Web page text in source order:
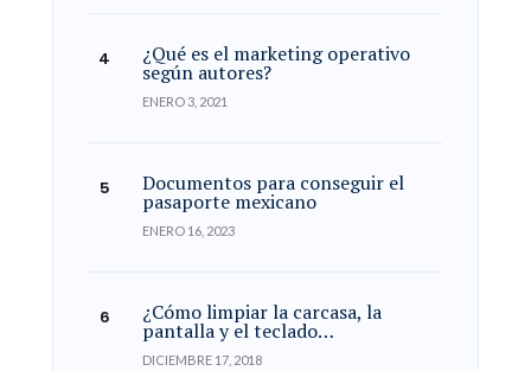
¿Qué es el marketing operativo
según autores?
ENERO 3, 2021
Documentos para conseguir el
pasaporte mexicano
ENERO 16, 2023
¿Cómo limpiar la carcasa, la
pantalla y el teclado…
DICIEMBRE 17, 2018